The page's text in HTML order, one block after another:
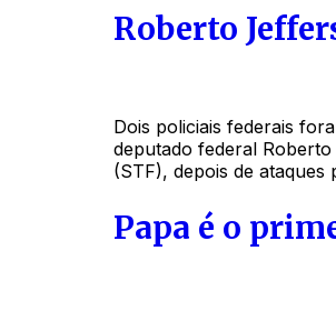
Roberto
Dois policiais federais
deputado federal
(STF), depois de
Papa é o